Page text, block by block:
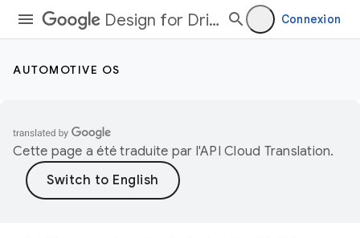
Design for Driving Connexion
AUTOMOTIVE OS
Cette page a été traduite par l'API Cloud Translation.